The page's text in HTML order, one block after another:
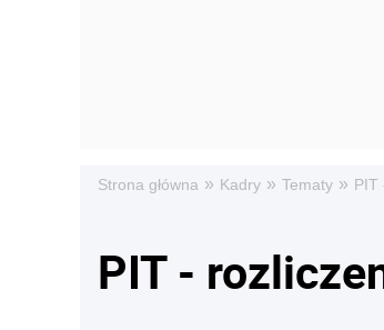
Strona główna » Kadry » Tematy » PIT
PIT -